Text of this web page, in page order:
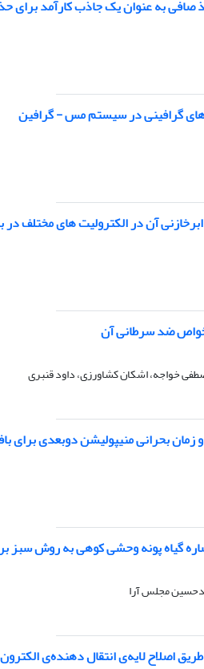
صافی به عنوان یک جاذب کارآمد برای
های گرافینی در سیستم مس - گرافین
آن در الکترولیت های مختلف
خواص ضد سرطانی آن
خواجه، اشکان کشاورزی، داود قنبری
زمان بحرانی منیپولیشن دوبعدی
گیاه پونه وحشی کوهی به روش سبز
مجلس آرا
اصلاح لایه‌ی انتقال دهنده‌ی الکترون